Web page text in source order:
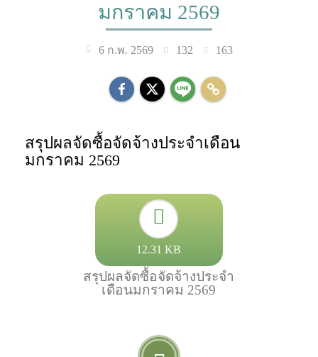
มกราคม 2569
6 ก.พ. 2569 132 163
สรุปผลจัดซื้อจัดจ้างประจำเดือน
มกราคม 2569
12.31 KB
สรุปผลจัดซื้อจัดจ้างประจำ
เดือนมกราคม 2569